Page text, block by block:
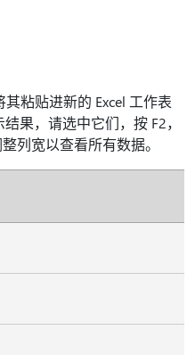
粘贴进新的 Excel 工作表
果，请选中它们，按 F2，
列宽以查看所有数据。